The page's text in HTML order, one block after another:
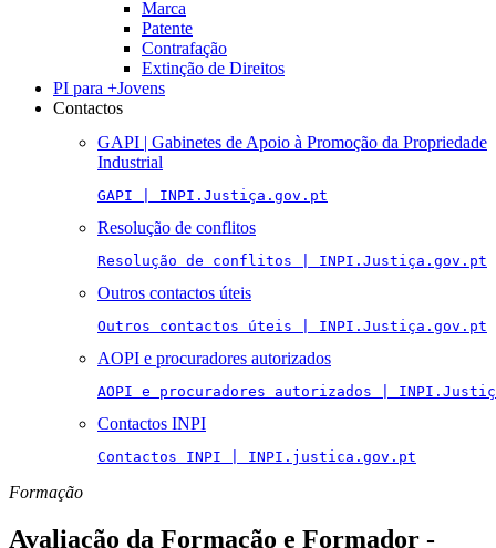
Marca
Patente
Contrafação
Extinção de Direitos
PI para +Jovens
Contactos
GAPI | Gabinetes de Apoio à Promoção da Propriedade
Industrial
GAPI | INPI.Justiça.gov.pt
Resolução de conflitos
Resolução de conflitos | INPI.Justiça.gov.pt
Outros contactos úteis
Outros contactos úteis | INPI.Justiça.gov.pt
AOPI e procuradores autorizados
AOPI e procuradores autorizados |
Contactos INPI
Contactos INPI | INPI.justica.gov.pt
Formação
Avaliação da Formação e Formador -